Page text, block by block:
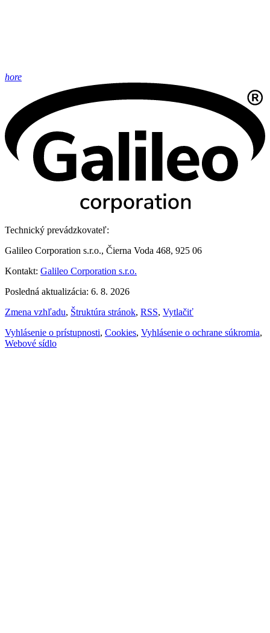
hore
Technický prevádzkovateľ:
Galileo Corporation s.r.o., Čierna Voda 468, 925 06
Kontakt: Galileo Corporation s.r.o.
Posledná aktualizácia: 6. 8. 2026
Zmena vzhľadu, Štruktúra stránok, RSS, Vytlačiť
Vyhlásenie o prístupnosti, Cookies, Vyhlásenie o ochrane súkromia,
Webové sídlo